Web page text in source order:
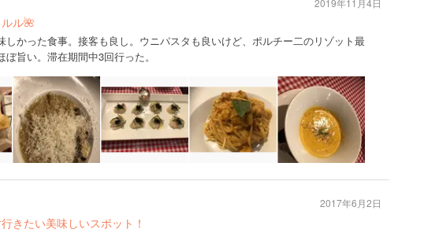
ル🌺
しかった食事。接客も良し。ウニパスタも良いけど、ポルチー二のリゾット最
旨い。滞在期間中3回行った。
2019年11月4日
きたい美味しいスポット！
2017年6月2日